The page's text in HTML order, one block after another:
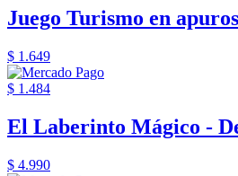
Juego Turismo en
$ 1.649
$ 1.484
El Laberinto Mágico -
$ 4.990